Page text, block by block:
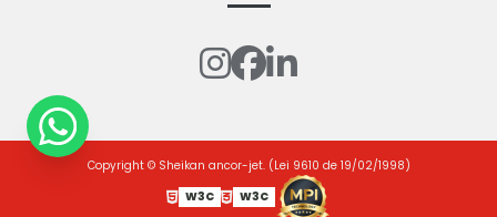
Copyright © Sheikan ancor-jet. (Lei 9610 de 19/02/1998)
W3C
W3C